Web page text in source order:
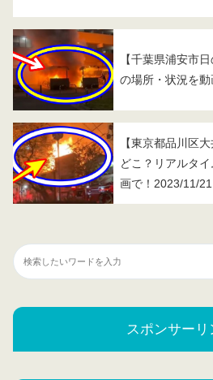
【千葉県浦安市
の場所・状況を
【東京都品川区
どこ？リアルタ
画で！2023/11/21
スポンサーリ